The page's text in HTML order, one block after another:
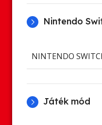
Nintendo
NINTENDO
Játék mód